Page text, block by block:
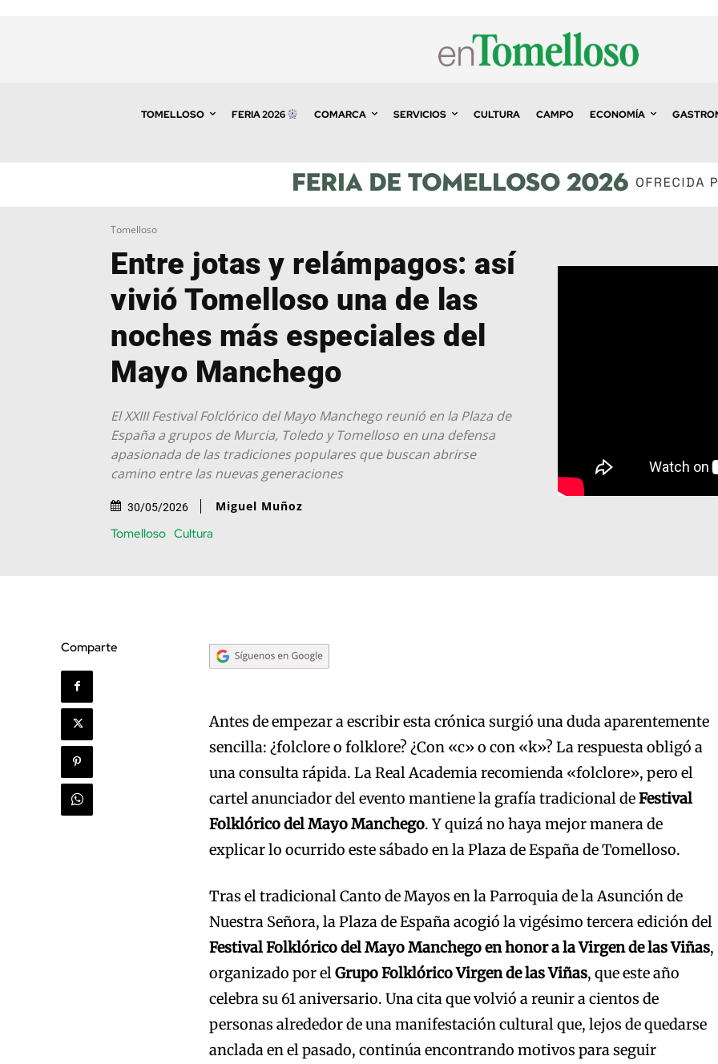
TOMELLOSO FERIA 2026 COMARCA SERVICIOS CULTURA CAMPO ECONOMÍA
Tomelloso
Entre jotas y relámpagos: así
vivió Tomelloso una de las
noches más especiales del
Mayo Manchego
El XXIII Festival Folclórico del Mayo Manchego reunió en la Plaza de
España a grupos de Murcia, Toledo y Tomelloso en una defensa
apasionada de las tradiciones populares que buscan abrirse
camino entre las nuevas generaciones
30/05/2026 Miguel Muñoz
Tomelloso Cultura
Comparte
Antes de empezar a escribir esta crónica surgió una duda aparentemente
sencilla: ¿folclore o folklore? ¿Con «c» o con «k»? La respuesta obligó a
una consulta rápida. La Real Academia recomienda «folclore», pero el
cartel anunciador del evento mantiene la grafía tradicional deFestival
Folklórico del Mayo Manchego. Y quizá no haya mejor manera de
explicar lo ocurrido este sábado en la Plaza de España de Tomelloso.
Tras el tradicional Canto de Mayos en la Parroquia de la Asunción de
Nuestra Señora, la Plaza de España acogió la vigésimo tercera edición del
Festival Folklórico del Mayo Manchego en honor a la Virgen de las Viñas,
organizado por elGrupo Folklórico Virgen de las Viñas, que este año
celebra su 61 aniversario. Una cita que volvió a reunir a cientos de
personas alrededor de una manifestación cultural que, lejos de quedarse
anclada en el pasado, continúa encontrando motivos para seguir